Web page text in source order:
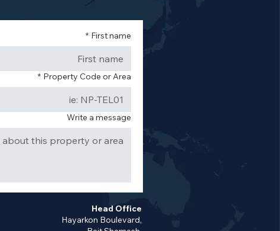
First name
*
Property Code or Area
*
Write a message
Head Office
Hayarkon Boulevard,